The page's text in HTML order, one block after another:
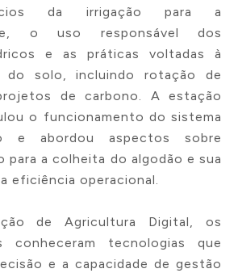
ao
de Apoio
Apoio
da
Pessoa
da irrigação para a
o uso responsável dos
e as práticas voltadas à
do solo, incluindo rotação de
de carbono. A estação
o funcionamento do sistema
e abordou aspectos sobre
para a colheita do algodão e sua
eficiência operacional.
de Agricultura Digital, os
conheceram tecnologias que
e a capacidade de gestão